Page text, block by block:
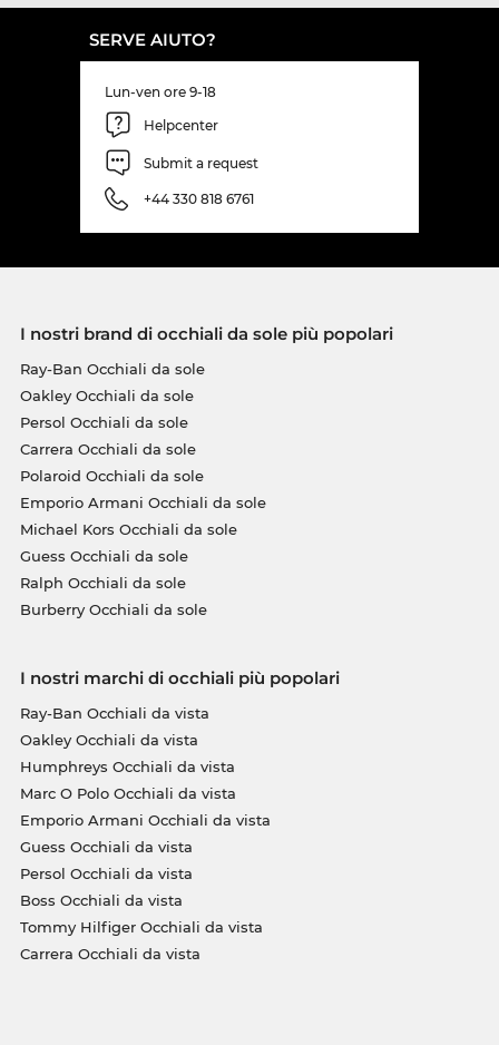
SERVE AIUTO?
Lun-ven ore 9-18
Helpcenter
Submit a request
+44 330 818 6761
I nostri brand di occhiali da sole più popolari
Ray-Ban Occhiali da sole
Oakley Occhiali da sole
Persol Occhiali da sole
Carrera Occhiali da sole
Polaroid Occhiali da sole
Emporio Armani Occhiali da sole
Michael Kors Occhiali da sole
Guess Occhiali da sole
Ralph Occhiali da sole
Burberry Occhiali da sole
I nostri marchi di occhiali più popolari
Ray-Ban Occhiali da vista
Oakley Occhiali da vista
Humphreys Occhiali da vista
Marc O Polo Occhiali da vista
Emporio Armani Occhiali da vista
Guess Occhiali da vista
Persol Occhiali da vista
Boss Occhiali da vista
Tommy Hilfiger Occhiali da vista
Carrera Occhiali da vista